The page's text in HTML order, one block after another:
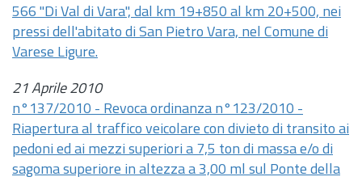
566 "Di Val di Vara", dal km 19+850 al km 20+500, nei
pressi dell'abitato di San Pietro Vara, nel Comune di
Varese Ligure.
21 Aprile 2010
n°137/2010 - Revoca ordinanza n°123/2010 -
Riapertura al traffico veicolare con divieto di transito ai
pedoni ed ai mezzi superiori a 7,5 ton di massa e/o di
sagoma superiore in altezza a 3,00 ml sul Ponte della